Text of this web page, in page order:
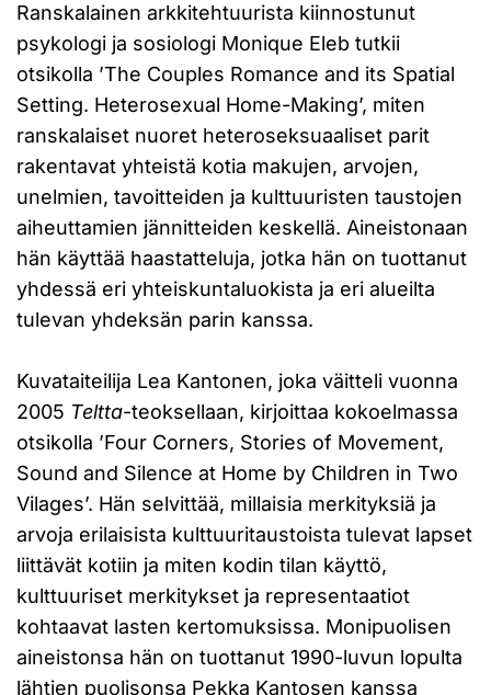
Ranskalainen arkkitehtuurista kiinnostunut
psykologi ja sosiologi Monique Eleb tutkii
otsikolla ’The Couples Romance and its Spatial
Setting. Heterosexual Home-Making’, miten
ranskalaiset nuoret heteroseksuaaliset parit
rakentavat yhteistä kotia makujen, arvojen,
unelmien, tavoitteiden ja kulttuuristen taustojen
aiheuttamien jännitteiden keskellä. Aineistonaan
hän käyttää haastatteluja, jotka hän on tuottanut
yhdessä eri yhteiskuntaluokista ja eri alueilta
tulevan yhdeksän parin kanssa.
Kuvataiteilija Lea Kantonen, joka väitteli vuonna
2005 Teltta-teoksellaan, kirjoittaa kokoelmassa
otsikolla ’Four Corners, Stories of Movement,
Sound and Silence at Home by Children in Two
Vilages’. Hän selvittää, millaisia merkityksiä ja
arvoja erilaisista kulttuuritaustoista tulevat lapset
liittävät kotiin ja miten kodin tilan käyttö,
kulttuuriset merkitykset ja representaatiot
kohtaavat lasten kertomuksissa. Monipuolisen
aineistonsa hän on tuottanut 1990-luvun lopulta
lähtien puolisonsa Pekka Kantosen kanssa